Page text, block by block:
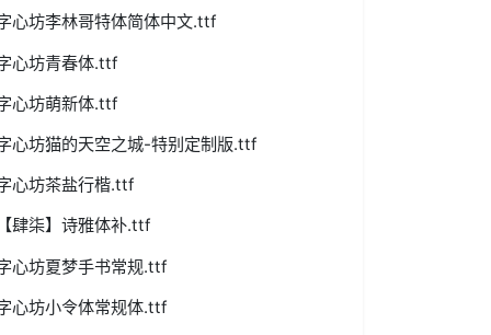
心坊李林哥特体简体中文.ttf
心坊青春体.ttf
心坊萌新体.ttf
心坊猫的天空之城-特别定制版.ttf
心坊茶盐行楷.ttf
肆柒】诗雅体补.ttf
心坊夏梦手书常规.ttf
心坊小令体常规体.ttf